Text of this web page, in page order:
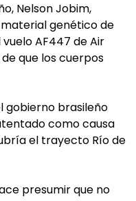
Nelson Jobim,
genético de
AF447 de Air
que los cuerpos
gobierno brasileño
como causa
el trayecto Río de
presumir que no